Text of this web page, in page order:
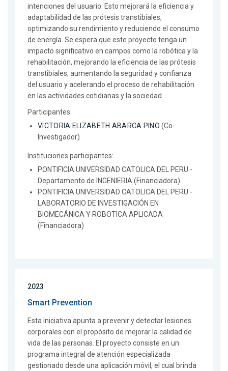
intenciones del usuario. Esto mejorará la eficiencia y
adaptabilidad de las prótesis transtibiales,
optimizando su rendimiento y reduciendo el consumo
de energía. Se espera que este proyecto tenga un
impacto significativo en campos como la robótica y la
rehabilitación, mejorando la eficiencia de las prótesis
transtibiales, aumentando la seguridad y confianza
del usuario y acelerando el proceso de rehabilitación
en las actividades cotidianas y la sociedad.
Participantes:
VICTORIA ELIZABETH ABARCA PINO (Co-
Investigador)
Instituciones participantes:
PONTIFICIA UNIVERSIDAD CATOLICA DEL PERU -
Departamento de INGENIERIA (Financiadora)
PONTIFICIA UNIVERSIDAD CATOLICA DEL PERU -
LABORATORIO DE INVESTIGACIÓN EN
BIOMECÁNICA Y ROBOTICA APLICADA
(Financiadora)
2023
Smart Prevention
Esta iniciativa apunta a prevenir y detectar lesiones
corporales con el propósito de mejorar la calidad de
vida de las personas. El proyecto consiste en un
programa integral de atención especializada
gestionado desde una aplicación móvil, el cual brinda